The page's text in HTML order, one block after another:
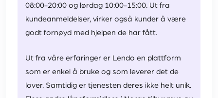
08:00-20:00 og lørdag 10:00-15:00. Ut fra
kundeanmeldelser, virker også kunder å være
godt fornøyd med hjelpen de har fått.
Ut fra våre erfaringer er Lendo en plattform
som er enkel å bruke og som leverer det de
lover. Samtidig er tjenesten deres ikke helt unik.